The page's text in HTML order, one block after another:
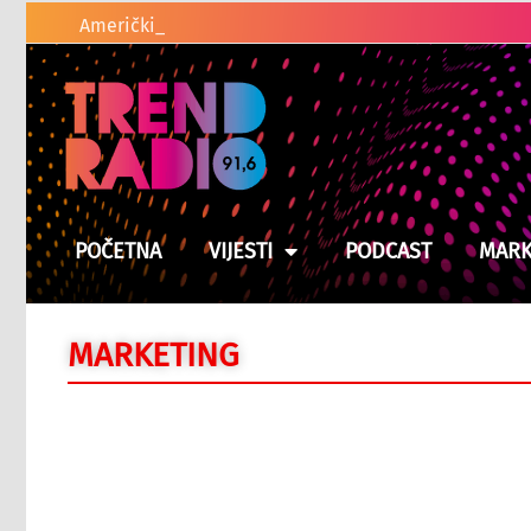
Američki zakonodavci traže od Trum
POČETNA VIJESTI PODCAST
MARKETING